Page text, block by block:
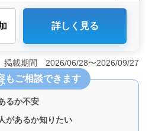
白里市での社労士経験者の募
を優遇し、即戦力としての活躍
育成や給与計算、労務トラブル
て多岐にわたる業務に関与で
の活躍の場＞ 50代以上の経
り、長年の経験と知識を活か
ることができます。労務トラ
で幅広い領域で活躍すること
詳しく見る
掲載期間 2026/06/28〜2026/09/27
もご相談できます
るか不安
があるか知りたい